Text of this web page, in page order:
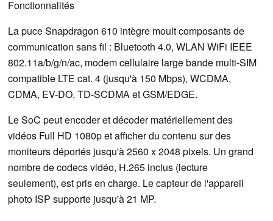
Fonctionnalités
La puce Snapdragon 610 intègre moult composants de
communication sans fil : Bluetooth 4.0, WLAN WiFi IEEE
802.11a/b/g/n/ac, modem cellulaire large bande multi-SIM
compatible LTE cat. 4 (jusqu'à 150 Mbps), WCDMA,
CDMA, EV-DO, TD-SCDMA et GSM/EDGE.
Le SoC peut encoder et décoder matériellement des
vidéos Full HD 1080p et afficher du contenu sur des
moniteurs déportés jusqu'à 2560 x 2048 pixels. Un grand
nombre de codecs vidéo, H.265 inclus (lecture
seulement), est pris en charge. Le capteur de l'appareil
photo ISP supporte jusqu'à 21 MP.